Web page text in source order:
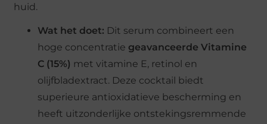
huid.
Wat het doet: Dit serum combineert een
hoge concentratie geavanceerde Vitamine
C (15%) met vitamine E, retinol en
olijfbladextract. Deze cocktail biedt
superieure antioxidatieve bescherming en
heeft uitzonderlijke ontstekingsremmende